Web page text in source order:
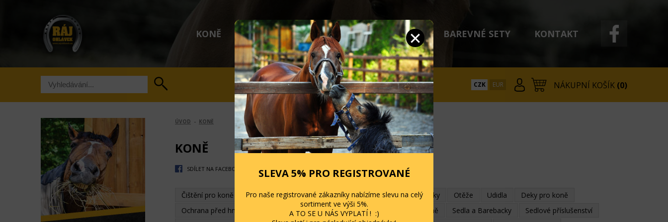
KONĚ JEZDCI STÁJ A OHRADA SLEVY BAREVNÉ SETY KONTAKT
NÁKUPNÍ KOŠÍK (0)
CZK EUR
ÚVOD - KONĚ
KONĚ
SDÍLET NA FACEBOOK
Čištění pro koně Ohlávky a vodítka Podsedlové deky a dečky Uzdečky Otěže Udidla
Deky pro koně
Ochrana před hmyzem
Chrániče, bandáže, náhubky Kosmetika pro koně Sedla a Barebacky
Sedlové příslušenství
SLEVA 5% PRO REGISTROVANÉ
Pro naše registrované zákazníky nabízíme slevu na celý
sortiment ve výši 5%.
A TO SE U NÁS VYPLATÍ ! :)